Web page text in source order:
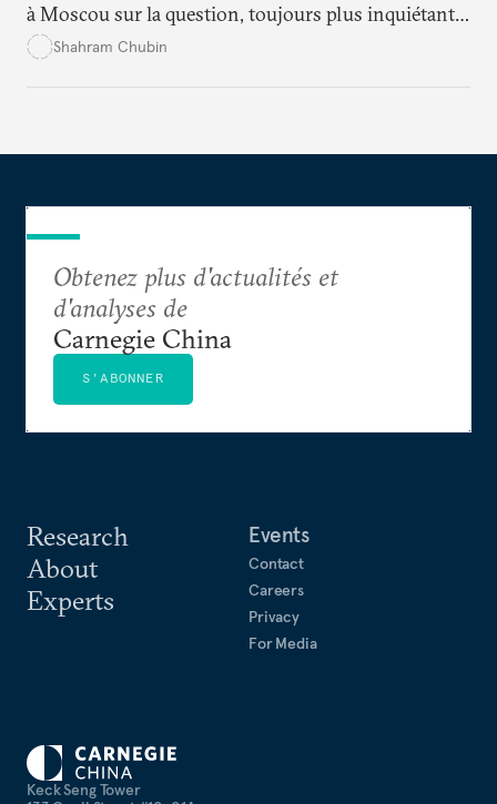
à Moscou sur la question, toujours plus inquiétante,
du nucléaire iranien. Face à face, Téhéran et le P5+1
Shahram Chubin
Keck Seng Tower
Research
About
Experts
Events
Contact
Careers
Privacy
For Media
Obtenez plus d'actualités et
d'analyses de
Carnegie China
S'ABONNER